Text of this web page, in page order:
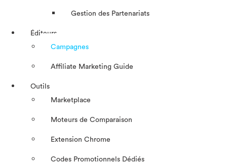
Gestion des Partenariats
Éditeurs
Campagnes
Affiliate Marketing Guide
Outils
Marketplace
Moteurs de Comparaison
Extension Chrome
Codes Promotionnels Dédiés